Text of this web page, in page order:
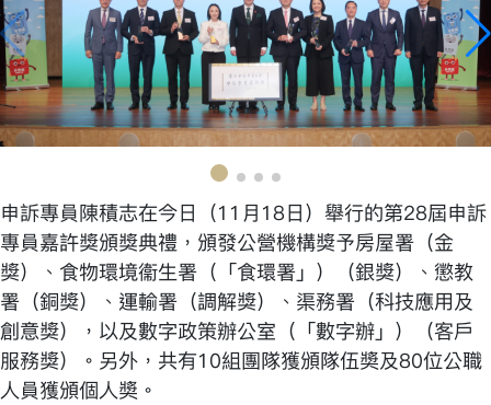
申訴專員陳積志在今日（11月18日）舉行的第28屆申訴
專員嘉許獎頒獎典禮，頒發公營機構獎予房屋署（金
獎）、食物環境衞生署（「食環署」）（銀獎）、懲教
署（銅獎）、運輸署（調解獎）、渠務署（科技應用及
創意獎），以及數字政策辦公室（「數字辦」）（客戶
服務獎）。另外，共有10組團隊獲頒隊伍奬及80位公職
人員獲頒個人奬。